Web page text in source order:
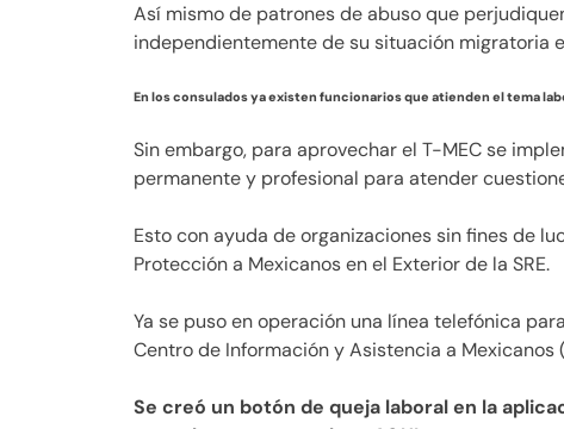
Así mismo de patrones de abuso que
independientemente de su situación migratoria
En los consulados ya existen funcionarios que atienden el tema
Sin embargo, para aprovechar el T-MEC se
permanente y profesional para atender
Esto con ayuda de organizaciones sin fines de
Protección a Mexicanos en el Exterior de la SRE.
Ya se puso en operación una línea telefónica
Centro de Información y Asistencia a Mexicanos
Se creó un botón de queja laboral en la